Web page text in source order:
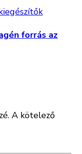
forrás az
A kötelező